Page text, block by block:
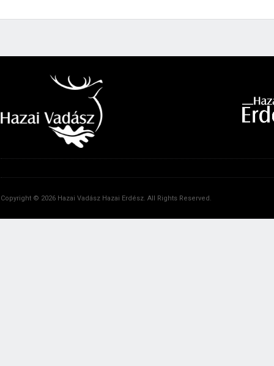
Copyright © 2026 Hazai Vadász Hazai Erdész. All Rights Reserved.